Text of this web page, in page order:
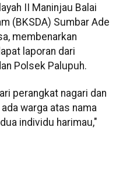
II Maninjau Balai
(BKSDA) Sumbar Ade
membenarkan
laporan dari
Polsek Palupuh.
perangkat nagari dan
warga atas nama
individu harimau,"